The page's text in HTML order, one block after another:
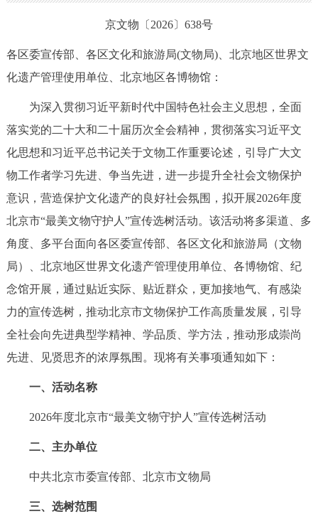
京文物〔2026〕638号
各区委宣传部、各区文化和旅游局(文物局)、北京地区世界文
化遗产管理使用单位、北京地区各博物馆：
为深入贯彻习近平新时代中国特色社会主义思想，全面
落实党的二十大和二十届历次全会精神，贯彻落实习近平文
化思想和习近平总书记关于文物工作重要论述，引导广大文
物工作者学习先进、争当先进，进一步提升全社会文物保护
意识，营造保护文化遗产的良好社会氛围，拟开展2026年度
北京市“最美文物守护人”宣传选树活动。该活动将多渠道、多
角度、多平台面向各区委宣传部、各区文化和旅游局（文物
局）、北京地区世界文化遗产管理使用单位、各博物馆、纪
念馆开展，通过贴近实际、贴近群众，更加接地气、有感染
力的宣传选树，推动北京市文物保护工作高质量发展，引导
全社会向先进典型学精神、学品质、学方法，推动形成崇尚
先进、见贤思齐的浓厚氛围。现将有关事项通知如下：
一、活动名称
2026年度北京市“最美文物守护人”宣传选树活动
二、主办单位
中共北京市委宣传部、北京市文物局
三、选树范围